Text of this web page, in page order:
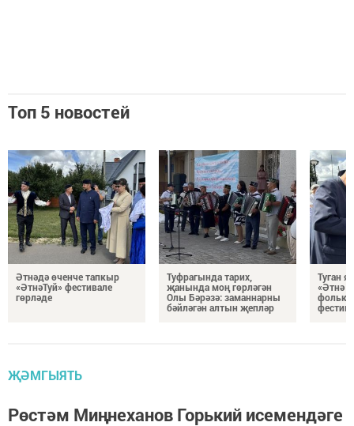
Топ 5 новостей
Әтнәдә өченче тапкыр
«ӘтнәТуй» фестивале
гөрләде
Туфрагында тарих,
җанында моң гөрләгән
Олы Бәрәзә: заманнарны
бәйләгән алтын җепләр
Туган
«Әтнә
ҖӘМГЫЯТЬ
Рөстәм Миңнеханов Горький исемендәге